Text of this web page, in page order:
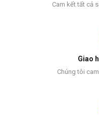
Cam kết tất cả
Giao
Chúng tôi